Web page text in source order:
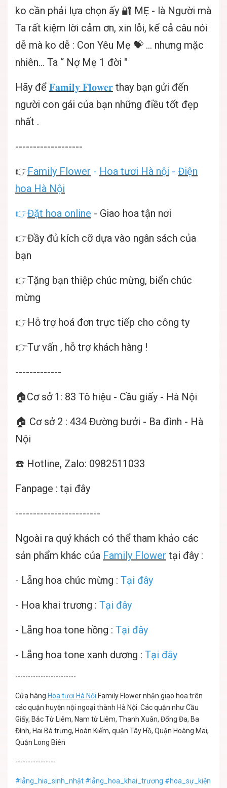
ko cần phải lựa chọn ấy 🔐 MẸ - là Người mà
Ta rất kiệm lời cảm ơn, xin lỗi, kể cả câu nói
dễ mà ko dễ : Con Yêu Mẹ 💝 … nhưng mặc
nhiên… Ta “ Nợ Mẹ 1 đời "
Hãy để 𝐅𝐚𝐦𝐢𝐥𝐲 𝐅𝐥𝐨𝐰𝐞𝐫 thay bạn gửi đến
người con gái của bạn những điều tốt đẹp
nhất .
-------------------
👉Family Flower - Hoa tươi Hà nội - Điện
hoa Hà Nội
👉Đặt hoa online - Giao hoa tận nơi
👉Đầy đủ kích cỡ dựa vào ngân sách của
bạn
👉Tặng bạn thiệp chúc mừng, biển chúc
mừng
👉Hỗ trợ hoá đơn trực tiếp cho công ty
👉Tư vấn , hỗ trợ khách hàng !
-------------
🏠Cơ sở 1: 83 Tô hiệu - Cầu giấy - Hà Nội
🏠 Cơ sở 2 : 434 Đường bưởi - Ba đình - Hà
Nội
☎️ Hotline, Zalo: 0982511033
Fanpage : tại đây
------------------------
Ngoài ra quý khách có thể tham khảo các
sản phẩm khác của Family Flower tại đây :
- Lẵng hoa chúc mừng : Tại đây
- Hoa khai trương : Tại đây
- Lẵng hoa tone hồng : Tại đây
- Lẵng hoa tone xanh dương : Tại đây
------------------------
Cửa hàng Hoa tươi Hà Nội Family Flower nhận giao hoa trên
các quận huyện nội ngoại thành Hà Nội: Các quận như Cầu
Giấy, Bắc Từ Liêm, Nam từ Liêm, Thanh Xuân, Đống Đa, Ba
Đình, Hai Bà trưng, Hoàn Kiếm, quận Tây Hồ, Quận Hoàng Mai,
Quận Long Biên
----------------
#lẵng_hia_sinh_nhật #lẵng_hoa_khai_trương #hoa_sự_kiện